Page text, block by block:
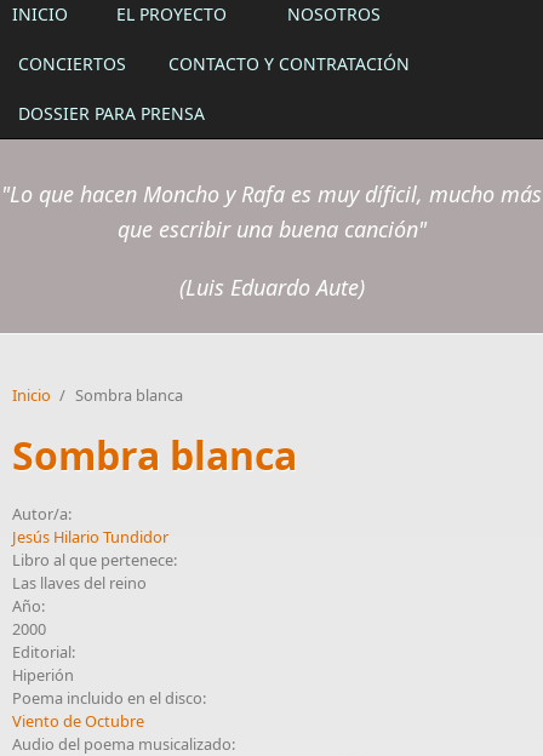
INICIO EL PROYECTO NOSOTROS
CONCIERTOS CONTACTO Y CONTRATACIÓN
DOSSIER PARA PRENSA
"Lo que hacen Moncho y Rafa es muy díficil, mucho más
que escribir una buena canción"
(Luis Eduardo Aute)
Inicio / Sombra blanca
Sombra blanca
Autor/a:
Jesús Hilario Tundidor
Libro al que pertenece:
Las llaves del reino
Año:
2000
Editorial:
Hiperión
Poema incluido en el disco:
Viento de Octubre
Audio del poema musicalizado: